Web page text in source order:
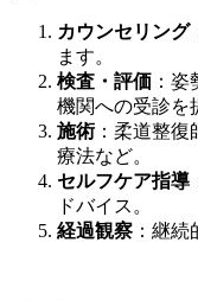
カウンセリング
ます。
検査・評価 ：
機関への受診を
施術：柔道整復
療法など。
セルフケア指導
ドバイス。
経過観察 ：継続